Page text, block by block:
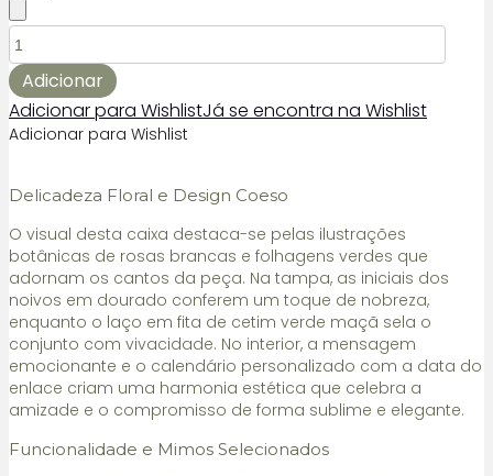
Quantidade
de
Convite
de
Casamento
Padrinhos
Adicionar
Adicionar para WishlistJá se encontra na Wishlist
Adicionar para Wishlist
Delicadeza Floral e Design Coeso
O visual desta caixa destaca-se pelas ilustrações
botânicas de rosas brancas e folhagens verdes que
adornam os cantos da peça. Na tampa, as iniciais dos
noivos em dourado conferem um toque de nobreza,
enquanto o laço em fita de cetim verde maçã sela o
conjunto com vivacidade. No interior, a mensagem
emocionante e o calendário personalizado com a data do
enlace criam uma harmonia estética que celebra a
amizade e o compromisso de forma sublime e elegante.
Funcionalidade e Mimos Selecionados